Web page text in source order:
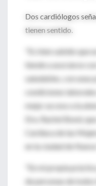
Dos cardiólogos
tienen sentido.
"Es bien sabido que
tiende a asociarse
saludables, con unas
condiciones
mejor acceso a la
Dra. Rachel Bond,
Cardiaca de las
en la ciudad de Nueva
"En mi propia
de personas de